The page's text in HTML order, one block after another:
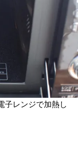
子レンジで加熱し